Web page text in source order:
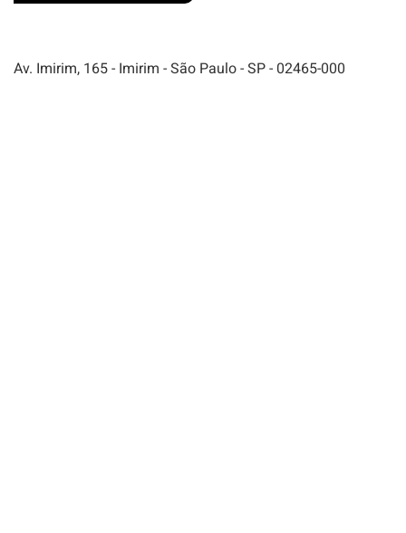
Av. Imirim, 165 - Imirim - São Paulo - SP - 02465-000